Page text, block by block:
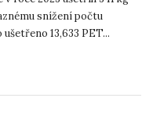
snížení počtu
13,633 PET...